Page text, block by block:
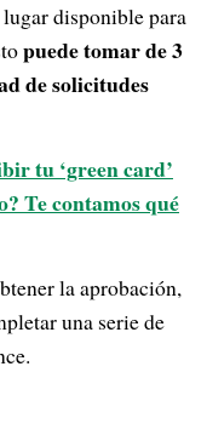
lugar disponible para
puede tomar de 3
de solicitudes
tu ‘green card’
Te contamos qué
la aprobación,
una serie de